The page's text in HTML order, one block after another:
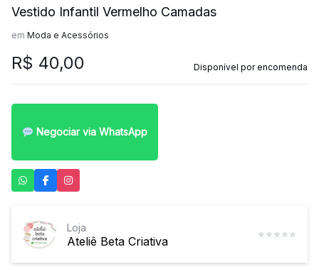
Vestido Infantil Vermelho Camadas
em Moda e Acessórios
R$ 40,00 Disponível por encomenda
Negociar via WhatsApp
Ateliê Beta Criativa
Loja